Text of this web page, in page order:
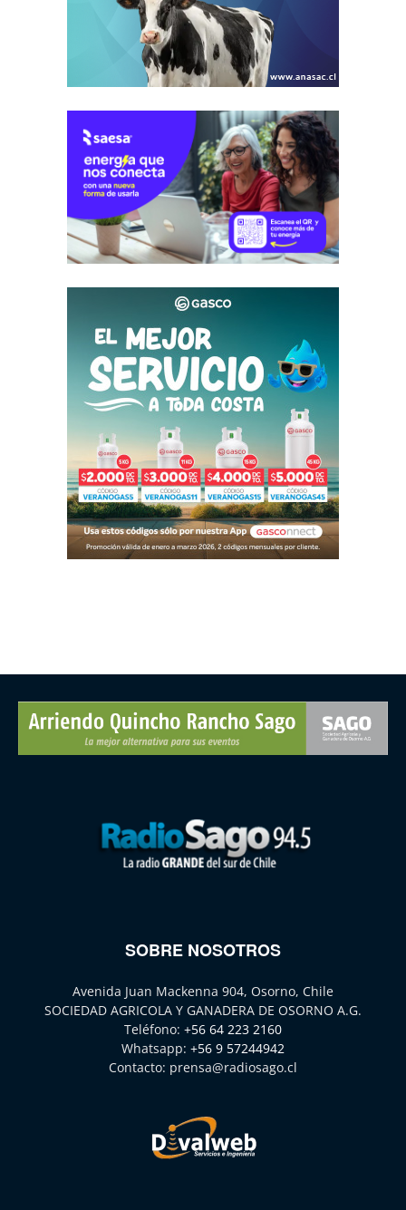
SOBRE NOSOTROS
Avenida Juan Mackenna 904, Osorno, Chile
SOCIEDAD AGRICOLA Y GANADERA DE OSORNO A.G.
Teléfono: +56 64 223 2160
Whatsapp: +56 9 57244942
Contacto: prensa@radiosago.cl